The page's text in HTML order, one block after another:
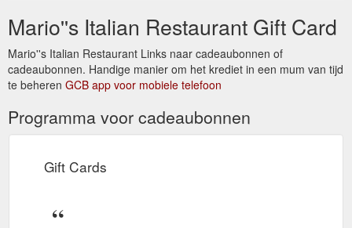
Mario''s Italian Restaurant Gift Card
Mario''s Italian Restaurant Links naar cadeaubonnen of
cadeaubonnen. Handige manier om het krediet in een mum van tijd
te beheren GCB app voor mobiele telefoon
Programma voor cadeaubonnen
Gift Cards